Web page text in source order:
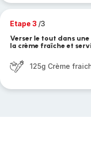
Etape 3 /3
Verser le tout dans
la crème fraîche et
125g Crème